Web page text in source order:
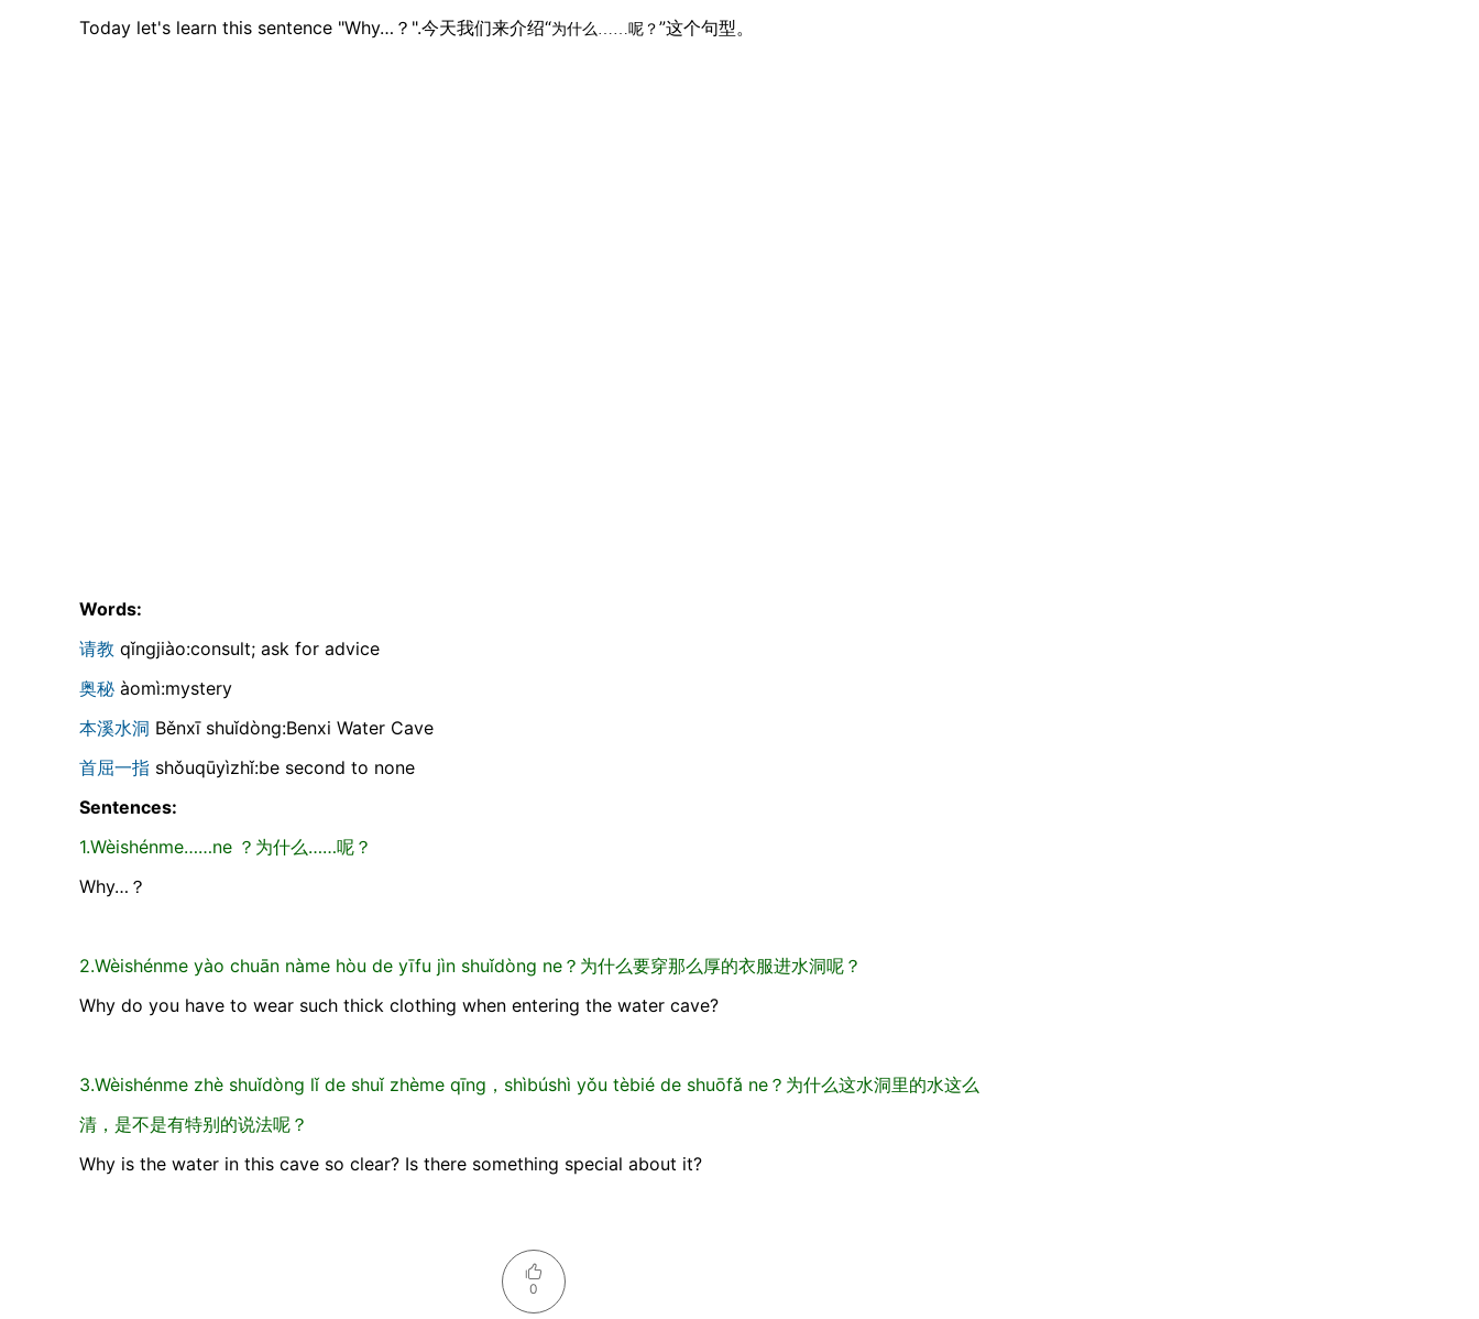
Today let's learn this sentence "Why…？ ".今天我们来介绍“为什么……呢？ ”这个句型。
Words:
请教 qǐngjiào:consult; ask for advice
奥秘 àomì:mystery
本溪水洞 Běnxī shuǐdòng:Benxi Water Cave
首屈一指 shǒuqūyìzhǐ:be second to none
Sentences:
1.Wèishénme……ne ？为什么……呢？
Why…？
2.Wèishénme yào chuān nàme hòu de yīfu jìn shuǐdòng ne？为什么要穿那么厚的衣服进水洞呢？
Why do you have to wear such thick clothing when entering the water cave?
3.Wèishénme zhè shuǐdòng lǐ de shuǐ zhème qīng，shìbúshì yǒu tèbié de shuōfǎ ne？为什么这水洞里的水这么
清，是不是有特别的说法呢？
Why is the water in this cave so clear? Is there something special about it?
0